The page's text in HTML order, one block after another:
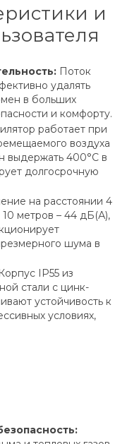
и
Поток
удалять
в больших
и комфорту.
работает при
воздуха
выдержать 400°С в
долгосрочную
на расстоянии 4
10 метров – 44 дБ(А),
шума в
Корпус IP55 из
стали с цинк-
устойчивость к
условиях,